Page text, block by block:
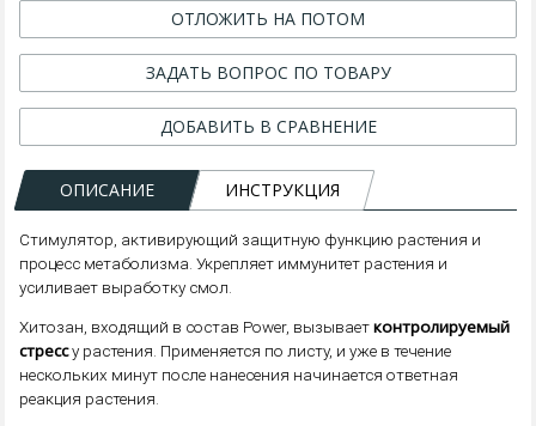
ОТЛОЖИТЬ НА ПОТОМ
ЗАДАТЬ ВОПРОС ПО ТОВАРУ
ДОБАВИТЬ В СРАВНЕНИЕ
ОПИСАНИЕ ИНСТРУКЦИЯ
Стимулятор, активирующий защитную функцию растения и
процесс метаболизма. Укрепляет иммунитет растения и
усиливает выработку смол.
Хитозан, входящий в состав Power, вызываетконтролируемый
стрессу растения. Применяется по листу, и уже в течение
нескольких минут после нанесения начинается ответная
реакция растения.